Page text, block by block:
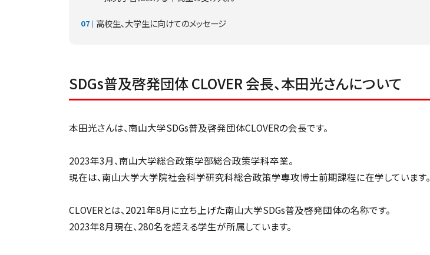
高校生、大学生に向けてのメッセージ
SDGs普及啓発団体 CLOVER 会長、本田光さんについて
本田光さんは、南山大学SDGs普及啓発団体CLOVERの会長です。
2023年3月、南山大学総合政策学部総合政策学科卒業。
現在は、南山大学大学院社会科学研究科総合政策学専攻博士前期課程に在学しています。
CLOVERとは、2021年8月に立ち上げた南山大学SDGs普及啓発団体の名称です。
2023年8月現在、280名を超える学生が所属しています。